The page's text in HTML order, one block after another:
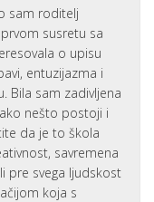
sam roditelj
susretu sa
o upisu
entuzijazma i
Bila sam zadivljena
nešto postoji i
da je to škola
savremena
pre svega ljudskost
koja s